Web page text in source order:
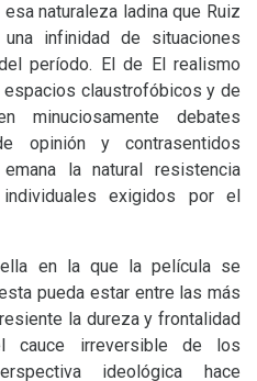
naturaleza ladina que Ruiz
infinidad de situaciones
período. El de El realismo
claustrofóbicos y de
minuciosamente debates
opinión y contrasentidos
la natural resistencia
exigidos por el
en la que la película se
pueda estar entre las más
la dureza y frontalidad
cauce irreversible de los
ideológica hace